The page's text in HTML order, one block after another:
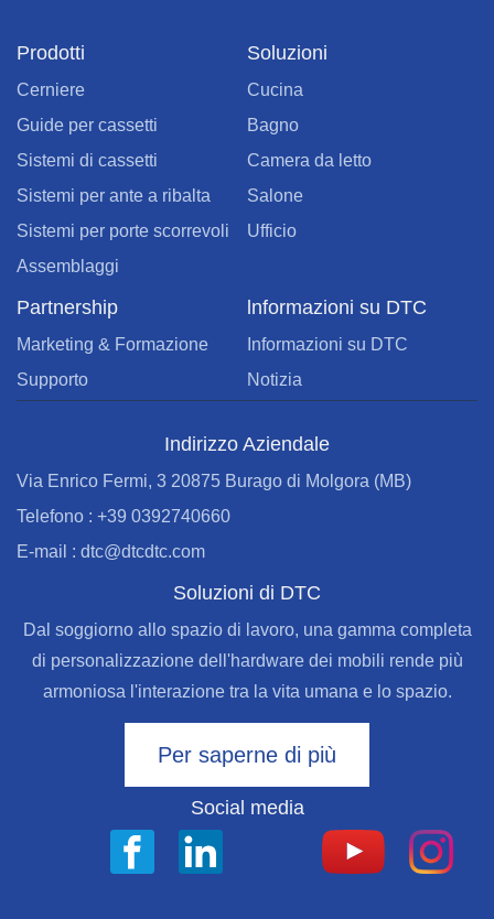
Prodotti
Cerniere
Guide per cassetti
Sistemi di cassetti
Sistemi per ante a ribalta
Sistemi per porte scorrevoli
Assemblaggi
Soluzioni
Cucina
Bagno
Camera da letto
Salone
Ufficio
Partnership
Marketing & Formazione
Supporto
lnformazioni su DTC
Informazioni su DTC
Notizia
Indirizzo Aziendale
Via Enrico Fermi, 3 20875 Burago di Molgora (MB)
Telefono : +39 0392740660
E-mail : dtc@dtcdtc.com
Soluzioni di DTC
Dal soggiorno allo spazio di lavoro, una gamma completa
di personalizzazione dell'hardware dei mobili rende più
armoniosa l'interazione tra la vita umana e lo spazio.
Per saperne di più
Social media